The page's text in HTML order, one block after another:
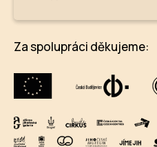
Za spolupráci děkujeme: